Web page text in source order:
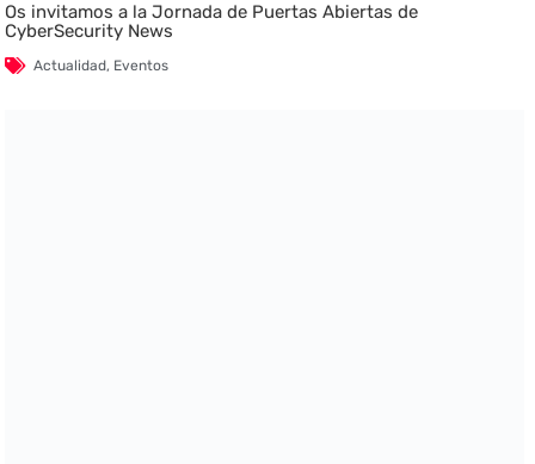
Os invitamos a la Jornada de Puertas Abiertas de
CyberSecurity News
Actualidad, Eventos